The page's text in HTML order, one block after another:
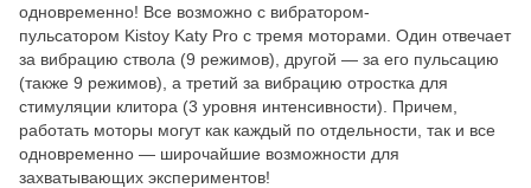
одновременно! Все возможно с вибратором-
пульсатором Kistoy Katy Pro с тремя моторами. Один отвечает
за вибрацию ствола (9 режимов), другой — за его пульсацию
(также 9 режимов), а третий за вибрацию отростка для
стимуляции клитора (3 уровня интенсивности). Причем,
работать моторы могут как каждый по отдельности, так и все
одновременно — широчайшие возможности для
захватывающих экспериментов!